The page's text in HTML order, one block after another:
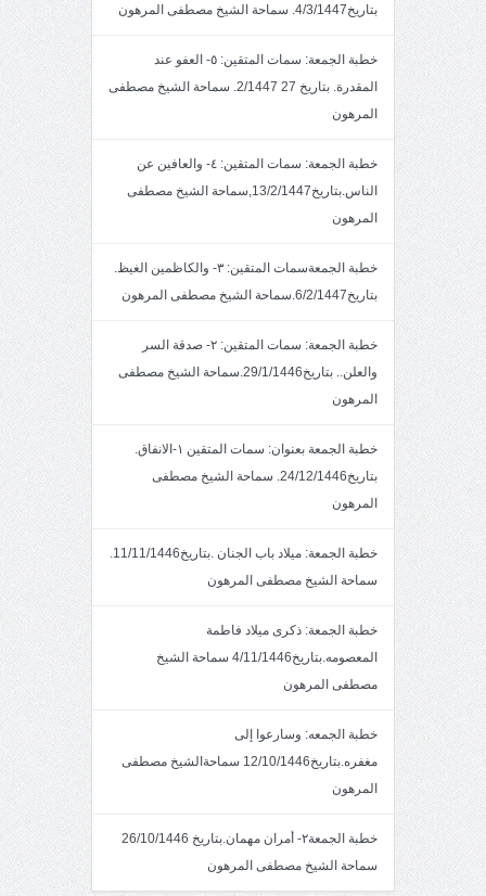
بتاريخ4/3/1447. سماحة الشيخ مصطفى المرهون
خطبة الجمعة: سمات المتقين: ٥- العفو عند
المقدرة. بتاريخ 27 2/1447. سماحة الشيخ مصطفى
المرهون
خطبة الجمعة: سمات المتقين: ٤- والعافين عن
الناس.بتاريخ13/2/1447,سماحة الشيخ مصطفى
المرهون
خطبة الجمعةسمات المتقين: ٣- والكاظمين الغيظ.
بتاريخ6/2/1447.سماحة الشيخ مصطفى المرهون
خطبة الجمعة: سمات المتقين: ٢- صدقة السر
والعلن.. بتاريخ29/1/1446.سماحة الشيخ مصطفى
المرهون
خطبة الجمعة بعنوان: سمات المتقين ١-الانفاق.
بتاريخ24/12/1446. سماحة الشيخ مصطفى
المرهون
خطبة الجمعة: ميلاد باب الجنان .بتاريخ11/11/1446.
سماحة الشيخ مصطفى المرهون
خطبة الجمعة: ذكرى ميلاد فاطمة
المعصومه.بتاريخ4/11/1446 سماحة الشيخ
مصطفى المرهون
خطبة الجمعه: وسارعوا إلى
مغفره.بتاريخ12/10/1446 سماحةالشيخ مصطفى
المرهون
خطبة الجمعة٢- أمران مهمان.بتاريخ 26/10/1446
سماحة الشيخ مصطفى المرهون